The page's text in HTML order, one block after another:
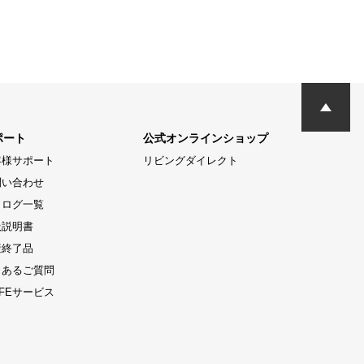
ート
サポート
合わせ
グ一覧
明書
了品
るご質問
サービス
公式オンラインショップ
リビングダイレクト